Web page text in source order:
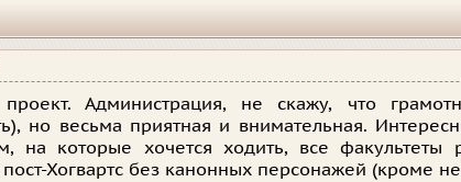
Администрация, не скажу, что
но весьма приятная и внимательная.
на которые хочется ходить, все факультеты
Хогвартс без канонных персонажей (кроме